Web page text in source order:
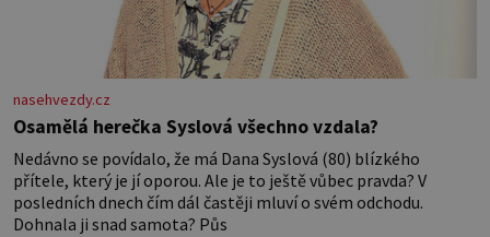
nasehvezdy.cz
Osamělá herečka Syslová všechno vzdala?
Nedávno se povídalo, že má Dana Syslová (80) blízkého
přítele, který je jí oporou. Ale je to ještě vůbec pravda? V
posledních dnech čím dál častěji mluví o svém odchodu.
Dohnala ji snad samota? Půs